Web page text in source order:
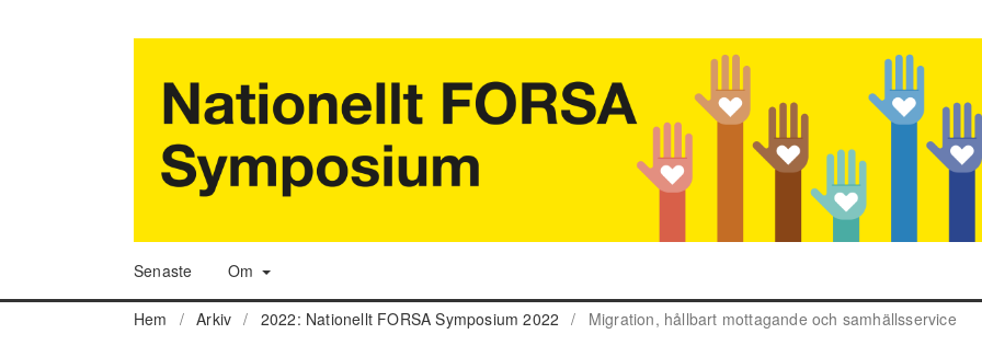
Senaste Om
Hem / Arkiv / 2022: Nationellt FORSA Symposium 2022 / Migration, hållbart mottagande och samhällsservice